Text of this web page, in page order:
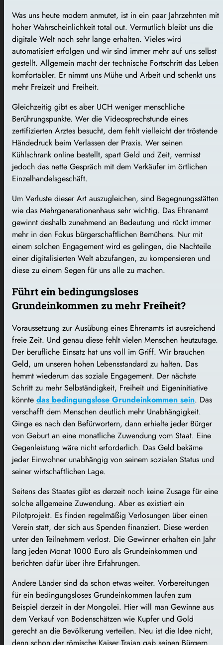
Was uns heute modern anmutet, ist in ein paar Jahrzehnten mit
hoher Wahrscheinlichkeit total out. Vermutlich bleibt uns die
digitale Welt noch sehr lange erhalten. Vieles wird
automatisiert erfolgen und wir sind immer mehr auf uns selbst
gestellt. Allgemein macht der technische Fortschritt das Leben
komfortabler. Er nimmt uns Mühe und Arbeit und schenkt uns
mehr Freizeit und Freiheit.
Gleichzeitig gibt es aber UCH weniger menschliche
Berührungspunkte. Wer die Videosprechstunde eines
zertifizierten Arztes besucht, dem fehlt vielleicht der tröstende
Händedruck beim Verlassen der Praxis. Wer seinen
Kühlschrank online bestellt, spart Geld und Zeit, vermisst
jedoch das nette Gespräch mit dem Verkäufer im örtlichen
Einzelhandelsgeschäft.
Um Verluste dieser Art auszugleichen, sind Begegnungsstätten
wie das Mehrgenerationenhaus sehr wichtig. Das Ehrenamt
gewinnt deshalb zunehmend an Bedeutung und rückt immer
mehr in den Fokus bürgerschaftlichen Bemühens. Nur mit
einem solchen Engagement wird es gelingen, die Nachteile
einer digitalisierten Welt abzufangen, zu kompensieren und
diese zu einem Segen für uns alle zu machen.
Führt ein bedingungsloses
Grundeinkommen zu mehr Freiheit?
Voraussetzung zur Ausübung eines Ehrenamts ist ausreichend
freie Zeit. Und genau diese fehlt vielen Menschen heutzutage.
Der berufliche Einsatz hat uns voll im Griff. Wir brauchen
Geld, um unseren hohen Lebensstandard zu halten. Das
hemmt wiederum das soziale Engagement. Der nächste
Schritt zu mehr Selbständigkeit, Freiheit und Eigeninitiative
könnte das bedingungslose Grundeinkommen sein. Das
verschafft dem Menschen deutlich mehr Unabhängigkeit.
Ginge es nach den Befürwortern, dann erhielte jeder Bürger
von Geburt an eine monatliche Zuwendung vom Staat. Eine
Gegenleistung wäre nicht erforderlich. Das Geld bekäme
jeder Einwohner unabhängig von seinem sozialen Status und
seiner wirtschaftlichen Lage.
Seitens des Staates gibt es derzeit noch keine Zusage für eine
solche allgemeine Zuwendung. Aber es existiert ein
Pilotprojekt. Es finden regelmäßig Verlosungen über einen
Verein statt, der sich aus Spenden finanziert. Diese werden
unter den Teilnehmern verlost. Die Gewinner erhalten ein Jahr
lang jeden Monat 1000 Euro als Grundeinkommen und
berichten dafür über ihre Erfahrungen.
Andere Länder sind da schon etwas weiter. Vorbereitungen
für ein bedingungsloses Grundeinkommen laufen zum
Beispiel derzeit in der Mongolei. Hier will man Gewinne aus
dem Verkauf von Bodenschätzen wie Kupfer und Gold
gerecht an die Bevölkerung verteilen. Neu ist die Idee nicht,